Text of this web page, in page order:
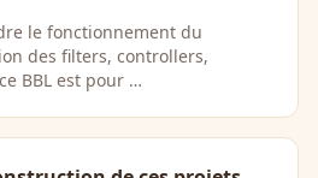
le fonctionnement du
des filters, controllers,
BBL est pour …